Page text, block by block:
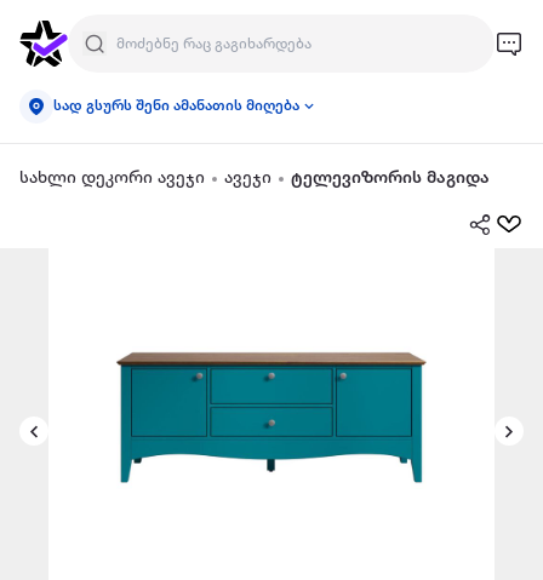
სად გსურს შენი ამანათის მიღება
სახლი დეკორი ავეჯი ავეჯი ტელევიზორის მაგიდა